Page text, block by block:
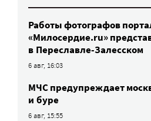
Работы фотографов
«Милосердие.ru»
в Переславле-Залесском
6 авг, 16:03
МЧС предупреждает
и буре
6 авг, 15:55